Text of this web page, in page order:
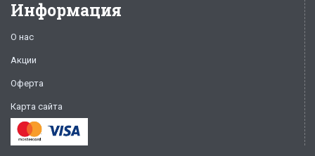
Информация
О нас
Акции
Оферта
Карта сайта